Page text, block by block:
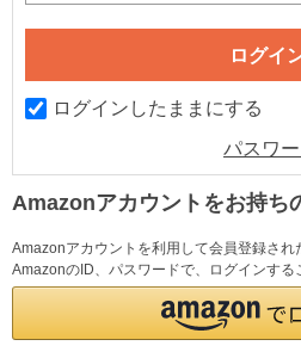
ログインしたままにする
パスワ
Amazonアカウントをお持ち
Amazonアカウントを利用して会員登録され
AmazonのID、パスワードで、ログインする